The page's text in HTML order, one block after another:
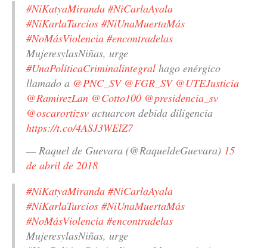
#NiKatyaMiranda #NiCarlaAyala
#NiKarlaTurcios #NiUnaMuertaMás
#NoMásViolencia #encontradelas
MujeresylasNiñas, urge
#UnaPolíticaCriminalintegral hago enérgico
llamado a @PNC_SV @FGR_SV @UTEJusticia
@RamirezLan @Cotto100 @presidencia_sv
@oscarortizsv actuarcon debida diligencia
https://t.co/4ASJ3WElZ7
— Raquel de Guevara (@RaqueldeGuevara) 15
de abril de 2018
#NiKatyaMiranda #NiCarlaAyala
#NiKarlaTurcios #NiUnaMuertaMás
#NoMásViolencia #encontradelas
MujeresylasNiñas, urge